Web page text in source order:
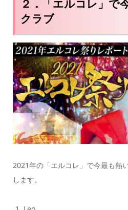
２．「エルコレ」で
クラブ
2021年の「エルコレ」で今最も熱
します。